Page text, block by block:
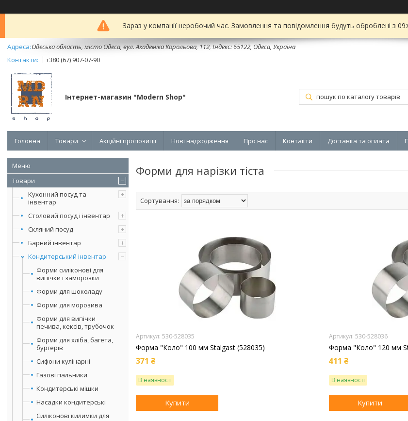
Зараз у компанії неробочий час. Замовлення та повідомлення будуть оброблені з
Одеська область, місто Одеса, вул. Академіка Корольова, 112, Індекс: 65122, Одеса, Україна
+380 (67) 907-07-90
Інтернет-магазин "Modern Shop"
Головна Товари Акційні пропозиції Нові надходження Про нас Контакти Доставка та оплата
Товари
Кухонний посуд та
інвентар
Столовий посуд і інвентар
Скляний посуд
Барний інвентар
Кондитерський інвентар
Форми силіконові для
випічки і заморозки
Форми для шоколаду
Форми для морозива
Форми для випічки
печива, кексів, трубочок
Форми для хліба, багета,
бургерів
Сифони кулінарні
Газові пальники
Кондитерські мішки
Насадки кондитерські
Силіконові килимки для
Форми для нарізки тіста
530-528035
Форма "Коло" 100 мм Stalgast (528035)
371 ₴
В наявності
Купити
530-528036
Форма "Коло" 120 мм
411 ₴
В наявності
Купити